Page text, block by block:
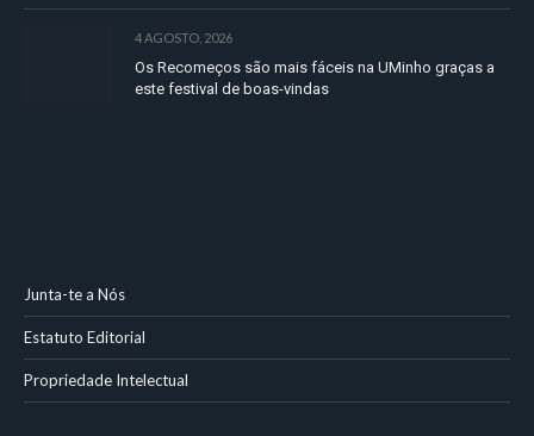
4 AGOSTO, 2026
Os Recomeços são mais fáceis na UMinho graças a
este festival de boas-vindas
Junta-te a Nós
Estatuto Editorial
Propriedade Intelectual